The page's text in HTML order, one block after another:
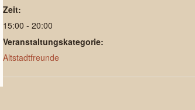
Zeit:
15:00 - 20:00
Veranstaltungskategorie:
Altstadtfreunde